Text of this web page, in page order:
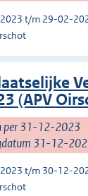
t/m 29-02-
(APV
per 31-12-2023
31-12-
t/m 30-12-